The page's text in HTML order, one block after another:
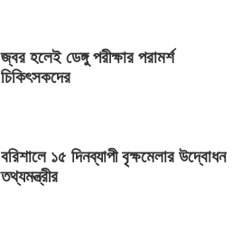
জ্বর হলেই ডেঙ্গু পরীক্ষার পরামর্শ
চিকিৎসকদের
বরিশালে ১৫ দিনব্যাপী বৃক্ষমেলার উদ্বোধন
তথ্যমন্ত্রীর